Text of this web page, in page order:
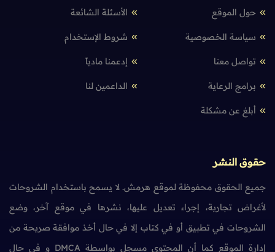
حول الموقع الأسئلة الشائعة
سياسة الخصوصية شروط الإستخدام
تواصل معنا إدعمنا مادياً
برامج الرعاية الداعمين لنا
أبلغ عن مشكلة
حقوق النشر
جميع الحقوق محفوظة لموقع هرمش. لا يسمح باستخدام الشروحات
لأغراض تجارية، إجراء تعديل عليها، نشرها في موقع آخر، وضع
الشروحات في تطبيق أو في كتاب إلا في حال أخذ موافقة صريحة من
إدارة الموقع كما أن المحتوى مسجل بواسطة DMCA و في حال